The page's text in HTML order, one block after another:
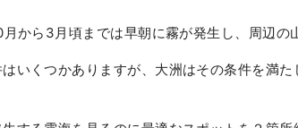
から3月頃までは早朝に霧が発生し、周辺の
いくつかありますが、大洲はその条件を満